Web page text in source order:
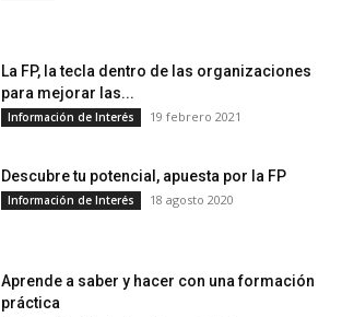
La FP, la tecla dentro de las organizaciones
para mejorar las...
Información de Interés 19 febrero 2021
Descubre tu potencial, apuesta por la FP
Información de Interés 18 agosto 2020
Aprende a saber y hacer con una formación
práctica